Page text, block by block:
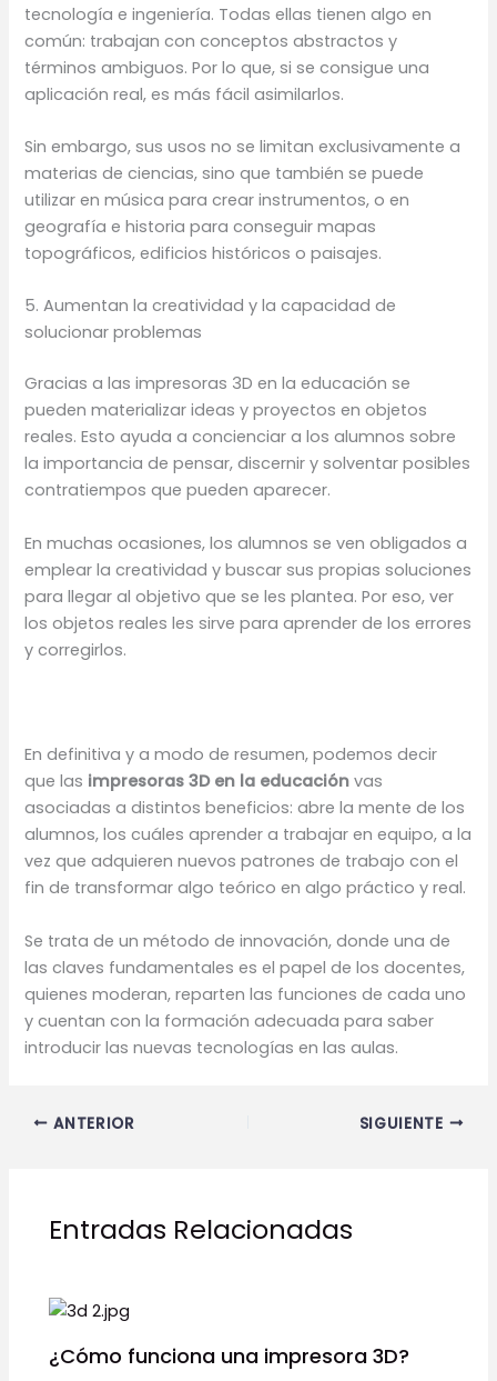
tecnología e ingeniería. Todas ellas tienen algo en
común: trabajan con conceptos abstractos y
términos ambiguos. Por lo que, si se consigue una
aplicación real, es más fácil asimilarlos.
Sin embargo, sus usos no se limitan exclusivamente a
materias de ciencias, sino que también se puede
utilizar en música para crear instrumentos, o en
geografía e historia para conseguir mapas
topográficos, edificios históricos o paisajes.
5. Aumentan la creatividad y la capacidad de
solucionar problemas
Gracias a las impresoras 3D en la educación se
pueden materializar ideas y proyectos en objetos
reales. Esto ayuda a concienciar a los alumnos sobre
la importancia de pensar, discernir y solventar posibles
contratiempos que pueden aparecer.
En muchas ocasiones, los alumnos se ven obligados a
emplear la creatividad y buscar sus propias soluciones
para llegar al objetivo que se les plantea. Por eso, ver
los objetos reales les sirve para aprender de los errores
y corregirlos.
En definitiva y a modo de resumen, podemos decir
que las impresoras 3D en la educación vas
asociadas a distintos beneficios: abre la mente de los
alumnos, los cuáles aprender a trabajar en equipo, a la
vez que adquieren nuevos patrones de trabajo con el
fin de transformar algo teórico en algo práctico y real.
Se trata de un método de innovación, donde una de
las claves fundamentales es el papel de los docentes,
quienes moderan, reparten las funciones de cada uno
y cuentan con la formación adecuada para saber
introducir las nuevas tecnologías en las aulas.
ANTERIOR SIGUIENTE
Entradas Relacionadas
¿Cómo funciona una impresora 3D?